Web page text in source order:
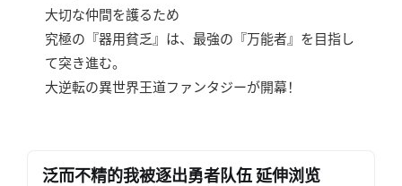
大切な仲間を護るため
究極の『器用貧乏』は、最強の『万能者』を目指し
て突き進む。
大逆転の異世界王道ファンタジーが開幕！
泛而不精的我被逐出勇者队伍 延伸浏览